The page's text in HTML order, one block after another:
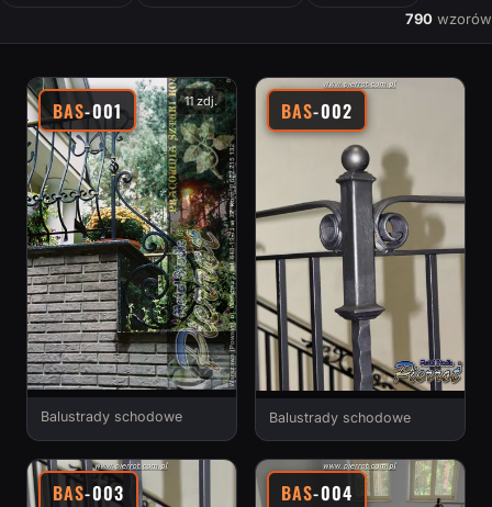
790 wzorów
BAS-001 11 zdj.
Balustrady schodowe
BAS-002
Balustrady schodowe
BAS-003 BAS-004